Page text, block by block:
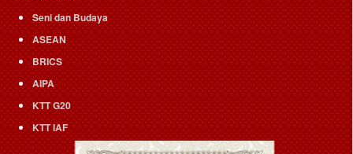
Seni dan Budaya
ASEAN
BRICS
AIPA
KTT G20
KTT IAF